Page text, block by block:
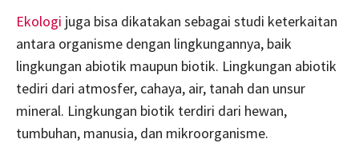
Ekologi juga bisa dikatakan sebagai studi keterkaitan
antara organisme dengan lingkungannya, baik
lingkungan abiotik maupun biotik. Lingkungan abiotik
tediri dari atmosfer, cahaya, air, tanah dan unsur
mineral. Lingkungan biotik terdiri dari hewan,
tumbuhan, manusia, dan mikroorganisme.